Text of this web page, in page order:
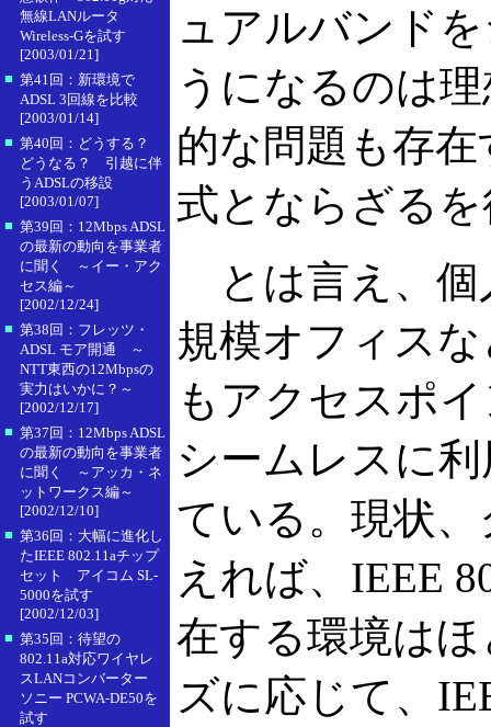
無線LANルータ
Wireless-Gを試す
[2003/01/21]
■ 第41回：新環境で
ADSL 3回線を比較
[2003/01/14]
■ 第40回：どうする？
どうなる？ 引越に伴
うADSLの移設
[2003/01/07]
■ 第39回：12Mbps ADSL
の最新の動向を事業者
に聞く ～イー・アク
セス編～
[2002/12/24]
■ 第38回：フレッツ・
ADSL モア開通 ～
NTT東西の12Mbpsの
実力はいかに？～
[2002/12/17]
■ 第37回：12Mbps ADSL
の最新の動向を事業者
に聞く ～アッカ・ネ
ットワークス編～
[2002/12/10]
■ 第36回：大幅に進化し
たIEEE 802.11aチップ
セット アイコム SL-
5000を試す
[2002/12/03]
■ 第35回：待望の
802.11a対応ワイヤレ
スLANコンバーター
ソニー PCWA-DE50を
試す
ュアルバンド
うになるのは
的な問題も存
式とならざる
とは言え、個
規模オフィス
もアクセスポ
シームレスに
ている。現状
えれば、IEEE
在する環境は
ズに応じて、